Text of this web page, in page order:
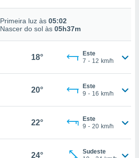
Primeira luz às 05:02
Nascer do sol às 05h37m
18°
Este
7 - 12 km/h
20°
Este
9 - 16 km/h
22°
Este
9 - 20 km/h
24°
Sudeste